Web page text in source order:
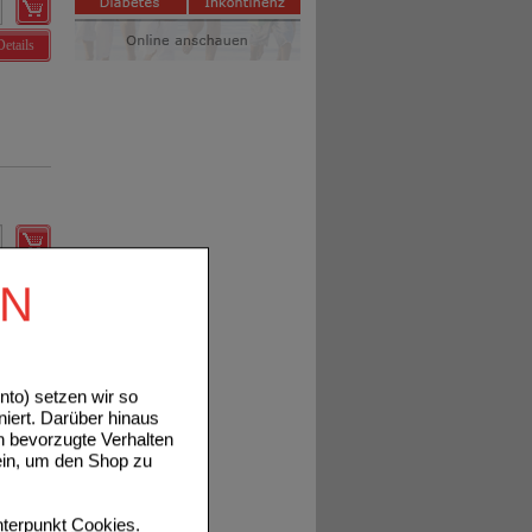
setzen wir so
Darüber hinaus
bevorzugte Verhalten
um den Shop zu
Cookies.
Details